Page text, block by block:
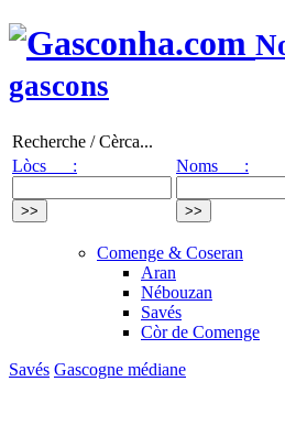
gascons
Recherche / Cèrca...
Lòcs :
Noms :
Comenge & Coseran
Aran
Nébouzan
Savés
Còr de Comenge
Savés Gascogne médiane